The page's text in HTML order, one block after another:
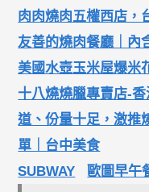
肉肉燒肉五權西店，
友善的燒肉餐廳｜內
美國水壺玉米屋爆米
十八燒燒臘專賣店-
道、份量十足，激推
單｜台中美食
SUBWAY
歐圖早午